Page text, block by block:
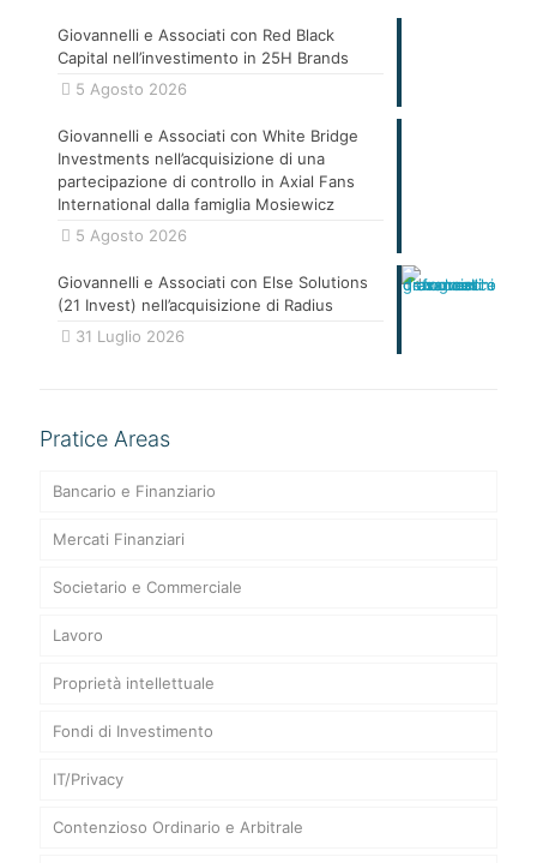
Giovannelli e Associati con Red Black
Capital nell’investimento in 25H Brands
5 Agosto 2026
Giovannelli e Associati con White Bridge
Investments nell’acquisizione di una
partecipazione di controllo in Axial Fans
International dalla famiglia Mosiewicz
5 Agosto 2026
Giovannelli e Associati con Else Solutions
(21 Invest) nell’acquisizione di Radius
31 Luglio 2026
Pratice Areas
Bancario e Finanziario
Mercati Finanziari
Societario e Commerciale
Lavoro
Proprietà intellettuale
Fondi di Investimento
IT/Privacy
Contenzioso Ordinario e Arbitrale